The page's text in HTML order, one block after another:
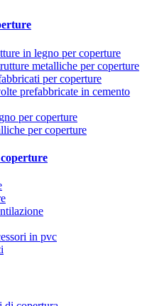
in legno per coperture
metalliche per coperture
per coperture
prefabbricate in cemento
per coperture
per coperture
in pvc